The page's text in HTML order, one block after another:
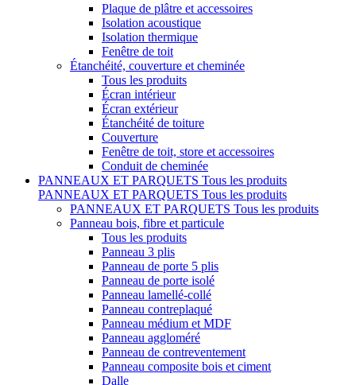
Plaque de plâtre et accessoires
Isolation acoustique
Isolation thermique
Fenêtre de toit
Étanchéité, couverture et cheminée
Tous les produits
Écran intérieur
Écran extérieur
Étanchéité de toiture
Couverture
Fenêtre de toit, store et accessoires
Conduit de cheminée
PANNEAUX ET PARQUETS Tous les produits
PANNEAUX ET PARQUETS Tous les produits
PANNEAUX ET PARQUETS Tous les produits
Panneau bois, fibre et particule
Tous les produits
Panneau 3 plis
Panneau de porte 5 plis
Panneau de porte isolé
Panneau lamellé-collé
Panneau contreplaqué
Panneau médium et MDF
Panneau aggloméré
Panneau de contreventement
Panneau composite bois et ciment
Dalle